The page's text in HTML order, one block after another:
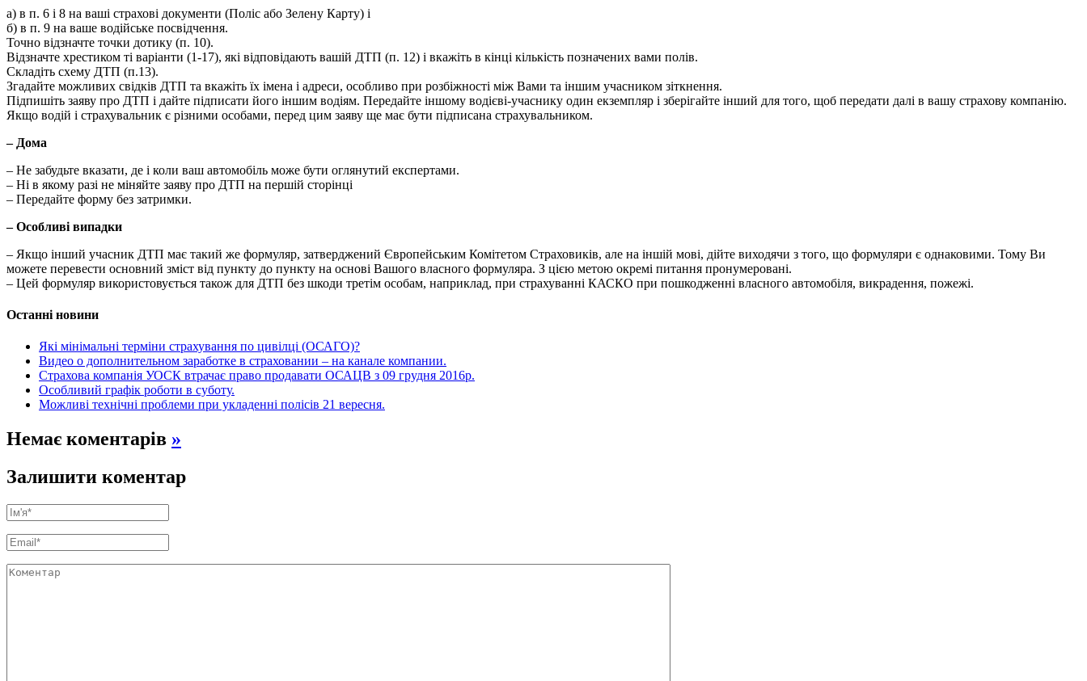
а) в п. 6 і 8 на ваші страхові документи (Поліс або Зелену Карту) і
б) в п. 9 на ваше водійське посвідчення.
Точно відзначте точки дотику (п. 10).
Відзначте хрестиком ті варіанти (1-17), які відповідають вашій ДТП (п. 12) і вкажіть в кінці кількість позначених вами полів.
Складіть схему ДТП (п.13).
Згадайте можливих свідків ДТП та вкажіть їх імена і адреси, особливо при розбіжності між Вами та іншим учасником зіткнення.
Підпишіть заяву про ДТП і дайте підписати його іншим водіям. Передайте іншому водієві-учаснику один екземпляр і зберігайте інший для того, щоб передати далі в вашу страхову компанію.
Якщо водій і страхувальник є різними особами, перед цим заяву ще має бути підписана страхувальником.
– Дома
– Не забудьте вказати, де і коли ваш автомобіль може бути оглянутий експертами.
– Ні в якому разі не міняйте заяву про ДТП на першій сторінці
– Передайте форму без затримки.
– Особливі випадки
– Якщо інший учасник ДТП має такий же формуляр, затверджений Європейським Комітетом Страховиків, але на іншій мові, дійте виходячи з того, що формуляри є однаковими. Тому Ви
можете перевести основний зміст від пункту до пункту на основі Вашого власного формуляра. З цією метою окремі питання пронумеровані.
– Цей формуляр використовується також для ДТП без шкоди третім особам, наприклад, при страхуванні КАСКО при пошкодженні власного автомобіля, викрадення, пожежі.
Останні новини
Які мінімальні терміни страхування по цивілці (ОСАГО)?
Видео о дополнительном заработке в страховании – на канале компании.
Страхова компанія УОСК втрачає право продавати ОСАЦВ з 09 грудня 2016р.
Особливий графік роботи в суботу.
Можливі технічні проблеми при укладенні полісів 21 вересня.
Немає коментарів »
Залишити коментар